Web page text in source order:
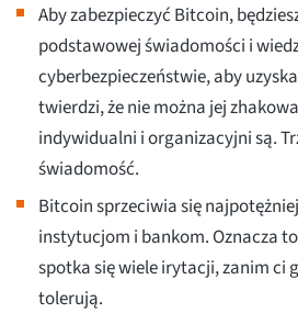
Aby zabezpieczyć Bitcoin,
podstawowej świadomości i
cyberbezpieczeństwie, aby
twierdzi, że nie można jej
indywidualni i organizacyjni są.
świadomość.
Bitcoin sprzeciwia się
instytucjom i bankom. Oznacza
spotka się wiele irytacji, zanim ci
tolerują.